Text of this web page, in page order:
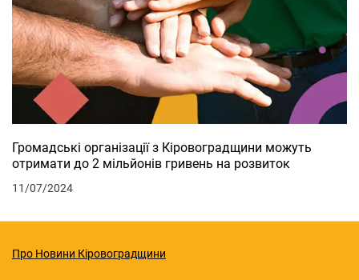
Громадські організації з Кіровоградщини можуть
отримати до 2 мільйонів гривень на розвиток
11/07/2024
Про Новини Кіровоградщини